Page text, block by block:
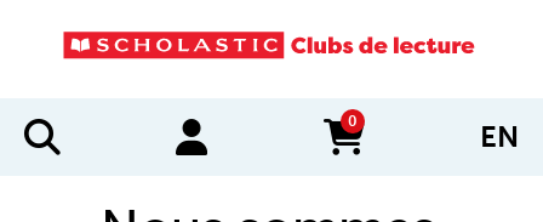
0
items in cart EN